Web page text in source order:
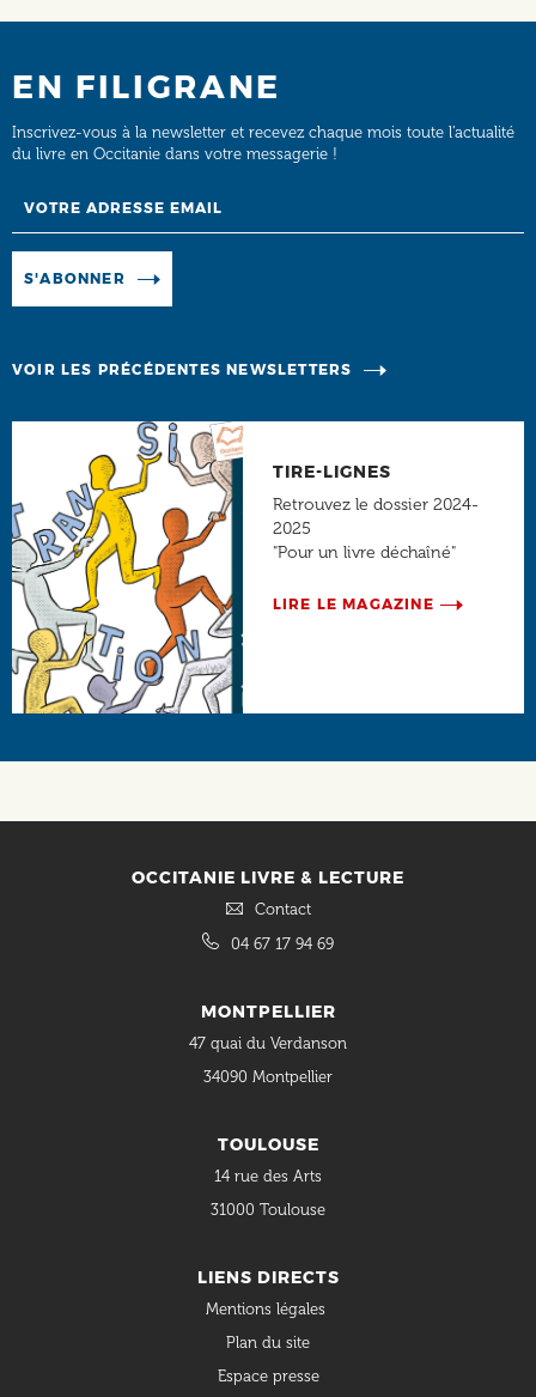
EN FILIGRANE
Inscrivez-vous à la newsletter et recevez chaque mois toute l’actualité
du livre en Occitanie dans votre messagerie !
S'ABONNER
VOIR LES PRÉCÉDENTES NEWSLETTERS
TIRE-LIGNES
Retrouvez le dossier 2024-
2025
"Pour un livre déchaîné"
LIRE LE MAGAZINE
OCCITANIE LIVRE & LECTURE
Contact
04 67 17 94 69
MONTPELLIER
47 quai du Verdanson
34090 Montpellier
TOULOUSE
14 rue des Arts
31000 Toulouse
LIENS DIRECTS
Mentions légales
Plan du site
Espace presse